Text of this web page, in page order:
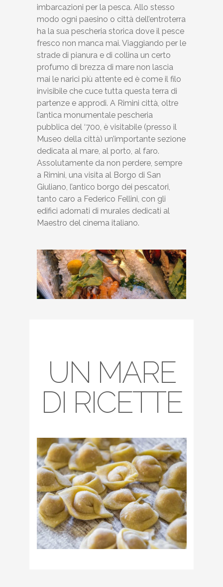
imbarcazioni per la pesca. Allo stesso
modo ogni paesino o città dell’entroterra
ha la sua pescheria storica dove il pesce
fresco non manca mai. Viaggiando per le
strade di pianura e di collina un certo
profumo di brezza di mare non lascia
mai le narici più attente ed è come il filo
invisibile che cuce tutta questa terra di
partenze e approdi. A Rimini città, oltre
l’antica monumentale pescheria
pubblica del ‘700, è visitabile (presso il
Museo della città) un’importante sezione
dedicata al mare, al porto, al faro.
Assolutamente da non perdere, sempre
a Rimini, una visita al Borgo di San
Giuliano, l’antico borgo dei pescatori,
tanto caro a Federico Fellini, con gli
edifici adornati di murales dedicati al
Maestro del cinema italiano.
UN MARE
DI RICETTE